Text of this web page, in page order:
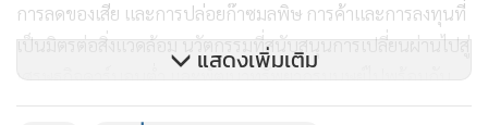
การลดของเสีย และการปล่อยก๊าซมลพิษ การค้าและการลงทุนที่
เป็นมิตรต่อสิ่งแวดล้อม นวัตกรรมที่สนับสนุนการเปลี่ยนผ่านไปสู่
เศรษฐกิจคาร์บอนต่ำ และพัฒนาทรัพยากรมนุษย์ไปพร้อมกัน
นอกจากนี้ ไทยกำลังเปลี่ยนผ่านไปสู่พลังงานสะอาดเพื่อบรรลุ
แสดงเพิ่มเติม